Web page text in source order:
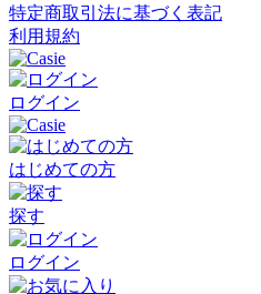
特定商取引法に基づく表記
利用規約
ログイン
はじめての方
探す
ログイン